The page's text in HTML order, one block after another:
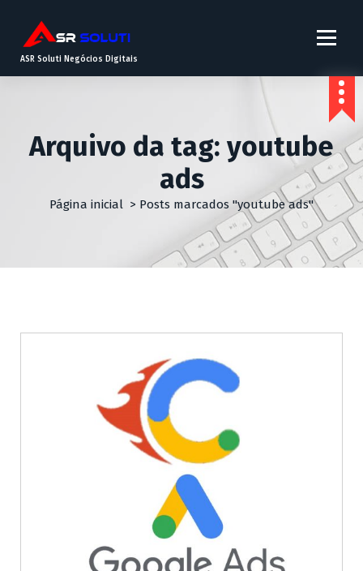
ASR Soluti Negócios Digitais
Arquivo da tag: youtube
ads
Página inicial > Posts marcados "youtube ads"